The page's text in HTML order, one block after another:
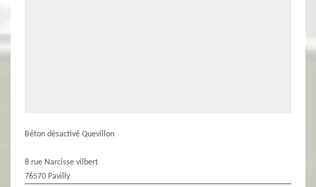
Béton désactivé Quevillon
8 rue Narcisse vilbert
76570 Pavilly